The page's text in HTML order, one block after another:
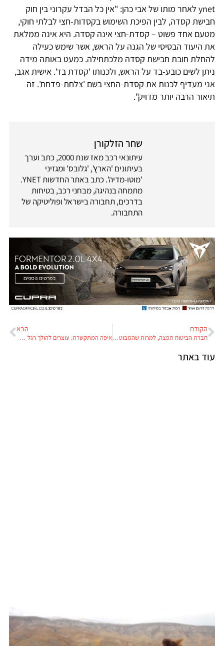
ynet לאחר מותו של אבי כהן: "אין כל הבדל עקרוני בין חוק
חבישת קסדה, לבין הפיכת השימוש בקסדות-חצי לבלתי חוקי,
מטעם אחד פשוט – קסדת-חצי אינה קסדה. היא אינה ממלאת
את היעוד הבסיסי של הגנה על הראש, אשר שימש כעילה
להחלת חובת חבישת קסדה מלכתחילה. כמעט באותה מידה
ניתן לשים כובע-בד על הראש, ולכנותו 'קסדת בד'. אישית אגב,
אני מעדיף לכנות את קסדת-החצי בשם 'צלחת-פדחת'. זה
תיאור הרבה יותר מדויק".
שחר הזלקורן
עיתונאי רכב מאז שנת 2000, כתב וערך
בעיתונים 'הארץ', 'גלובס' ומגזיני
'מוטו-מדיה'. כתב באתר החדשות YNET.
מתמחה בנהיגה, מבחני רכב, בטיחות
בדרכים, תחבורה בישראל ופוליטיקה של
התחבורה.
הקודם
חברת הביטוח תפצה, למרות שהמבוטחת מסרה פרטים כוזבים
הבא
איפה המתקשרת: עוצרים להולך רגל שלא החליט לחצות
עוד באתר